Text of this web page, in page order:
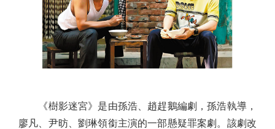
《樹影迷宮》是由孫浩、趙趕鵝編劇，孫浩執導，
廖凡、尹昉、劉琳領銜主演的一部懸疑罪案劇。該劇改